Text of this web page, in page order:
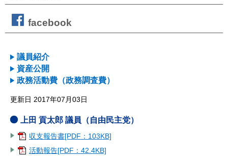
facebook
議員紹介
資産公開
政務活動費（政務調査費）
更新日 2017年07月03日
上田 貢太郎 議員（自由民主党）
収支報告書[PDF：103KB]
活動報告[PDF：42.4KB]